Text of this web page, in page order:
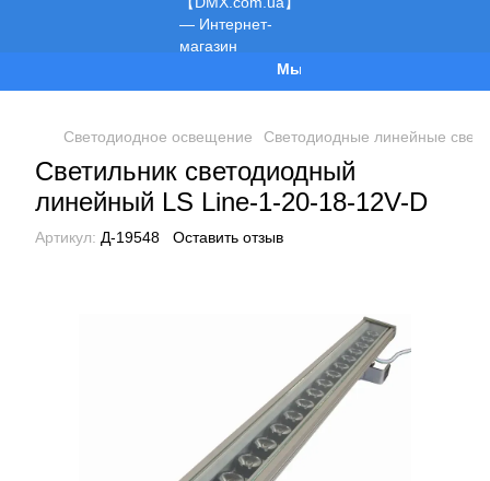
Мы работаем!
Светодиодное освещение Светодиодные линейные
Светильник светодиодный
линейный LS Line-1-20-18-12V-D
Артикул: Д-19548 Оставить отзыв